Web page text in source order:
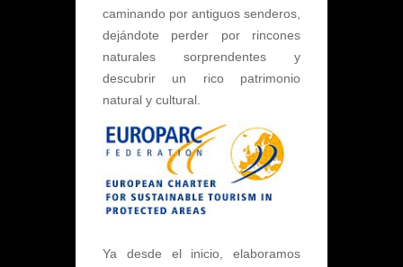
caminando por antiguos senderos,
dejándote perder por rincones
naturales sorprendentes y
descubrir un rico patrimonio
natural y cultural.
Ya desde el inicio, elaboramos